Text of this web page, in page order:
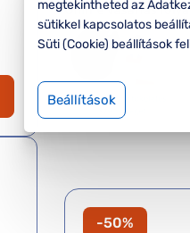
-50%
megtekintheted az
sütikkel kapcsolatos
Süti (Cookie) beállítások
Beállítások